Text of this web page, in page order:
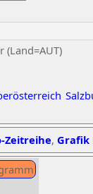
(Land=AUT)
Zeitreihe, Grafik